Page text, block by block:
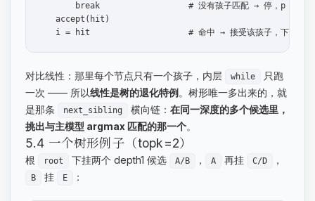
break                  # 没有孩子匹配 → 停，p 就是
    accept(hit)
对比线性：那里每个节点只有一个孩子，内层 while
只跑
一次 —— 所以线性是树的退化特例。树形唯一多出来的，就
是那条
next_sibling 横向链： 在同一深度的多个候选里，
挑出与主模型 argmax 匹配的那一个。
5.4 一个树形例子（topk=2）
根 root 下挂两个 depth1 候选 A/B ， A 再挂 C/D ，
B 挂 E ：